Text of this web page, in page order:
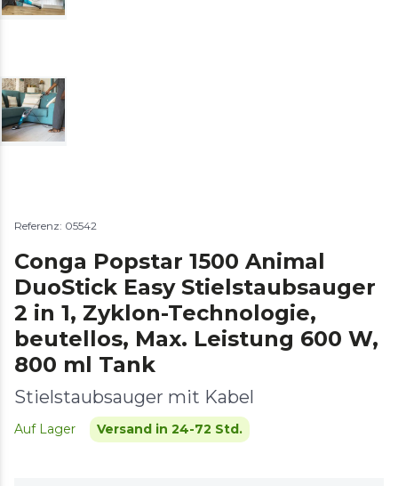
Referenz: 05542
Conga Popstar 1500 Animal
DuoStick Easy Stielstaubsauger
2 in 1, Zyklon-Technologie,
beutellos, Max. Leistung 600 W,
800 ml Tank
Stielstaubsauger mit Kabel
Auf Lager Versand in 24-72 Std.